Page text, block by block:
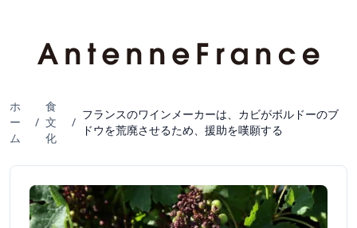
ホ
ー
ム
/
食
文
化
/
フランスのワインメーカーは、カビがボルドーのブ
ドウを荒廃させるため、援助を嘆願する